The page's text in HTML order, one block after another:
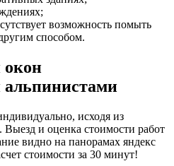
возможность помыть
способом.
окон
исходя из
Выезд и оценка стоимости работ
видно на панорамах яндекс
стоимости за 30 минут!